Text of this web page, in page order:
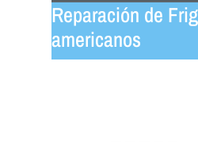
Reparación de
americanos